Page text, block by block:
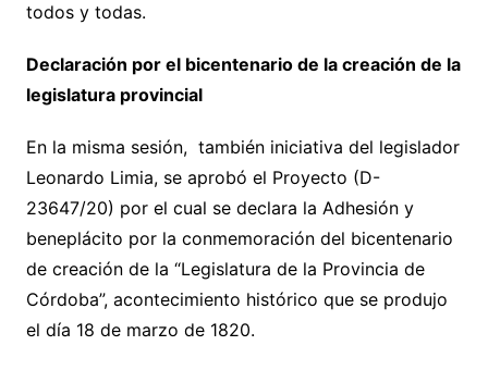
todos y todas.
Declaración por el bicentenario de la creación de la
legislatura provincial
En la misma sesión, también iniciativa del legislador
Leonardo Limia, se aprobó el Proyecto (D-
23647/20) por el cual se declara la Adhesión y
beneplácito por la conmemoración del bicentenario
de creación de la “Legislatura de la Provincia de
Córdoba”, acontecimiento histórico que se produjo
el día 18 de marzo de 1820.